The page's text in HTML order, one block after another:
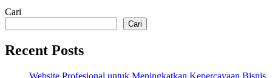
Cari
Cari
Recent Posts
Website Profesional untuk Meningkatkan Kepercayaan Bisnis